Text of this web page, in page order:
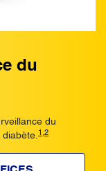
du
du
1 ,2